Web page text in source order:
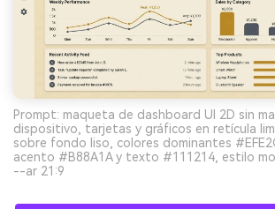
Prompt: maqueta de dashboard UI 2D sin
dispositivo, tarjetas y gráficos en retícula
sobre fondo liso, colores dominantes
acento #B88A1A y texto #111214, estilo
--ar 21:9